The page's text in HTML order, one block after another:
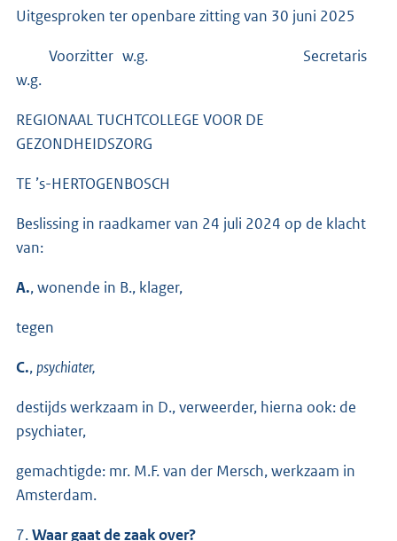
Uitgesproken ter openbare zitting van 30 juni 2025
Voorzitter w.g. Secretaris
w.g.
REGIONAAL TUCHTCOLLEGE VOOR DE
GEZONDHEIDSZORG
TE ’s-HERTOGENBOSCH
Beslissing in raadkamer van 24 juli 2024 op de klacht
van:
A., wonende in B., klager,
tegen
C., psychiater,
destijds werkzaam in D., verweerder, hierna ook: de
psychiater,
gemachtigde: mr. M.F. van der Mersch, werkzaam in
Amsterdam.
7.Waar gaat de zaak over?